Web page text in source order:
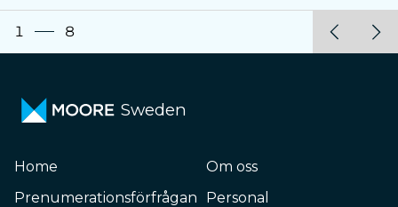
1 8
Sweden
Home
Prenumerationsförfrågan
Om oss
Personal